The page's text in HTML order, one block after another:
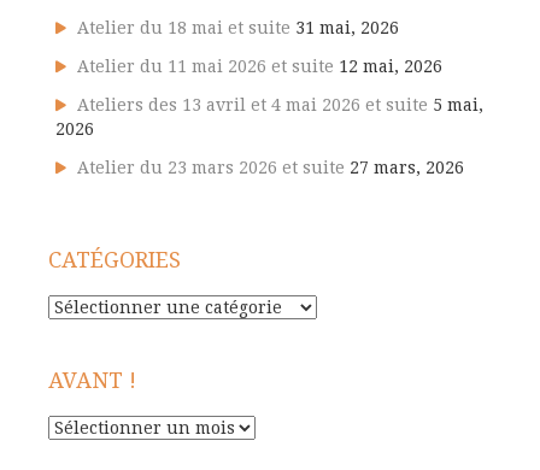
Atelier du 18 mai et suite 31 mai, 2026
Atelier du 11 mai 2026 et suite 12 mai, 2026
Ateliers des 13 avril et 4 mai 2026 et suite 5 mai,
2026
Atelier du 23 mars 2026 et suite 27 mars, 2026
CATÉGORIES
Catégories
AVANT !
Avant